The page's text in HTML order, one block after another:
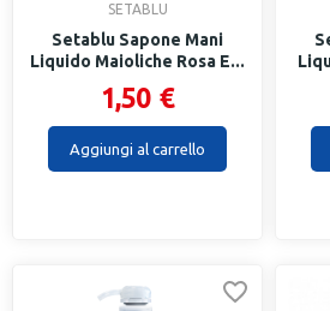
SETABLU
Setablu Sapone Mani
Liquido Maioliche Rosa E...
1,50 €
Aggiungi al carrello